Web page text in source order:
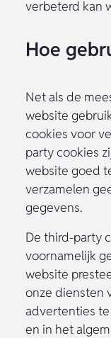
verbeterd kan
Hoe
Net als de
website
cookies voor
party cookies
website goed
verzamelen
gegevens.
De third-party
voornamelijk
website
onze diensten
advertenties
en in het